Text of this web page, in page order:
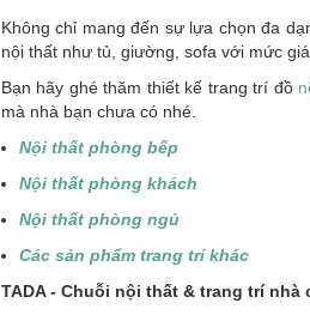
Không chỉ mang đến sự lựa chọn đa
nội thất như tủ, giường, sofa với mức
Bạn hãy ghé thăm thiết kế trang trí đồ
mà nhà bạn chưa có nhé.
Nội thất phòng bếp
Nội thất phòng khách
Nội thất phòng ngủ
Các sản phẩm trang trí khác
TADA - Chuỗi nội thất & trang trí nhà